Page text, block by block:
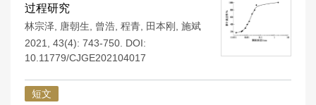
过程研究
林宗泽 唐朝生 曾浩 程青 田本刚
施斌
2021, 43(4): 743-750. DOI:
10.11779/CJGE202104017
短文